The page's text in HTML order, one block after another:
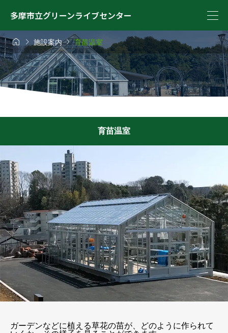
多摩市立グリーンライブセンター
 施設案内育苗温室
育苗温室
ガーデンなどに植える草花の苗が、どのように作られて